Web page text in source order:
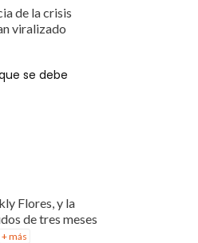
de la crisis
viralizado
se debe
Flores, y la
de tres meses
+ más